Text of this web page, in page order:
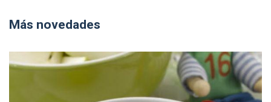
Más novedades